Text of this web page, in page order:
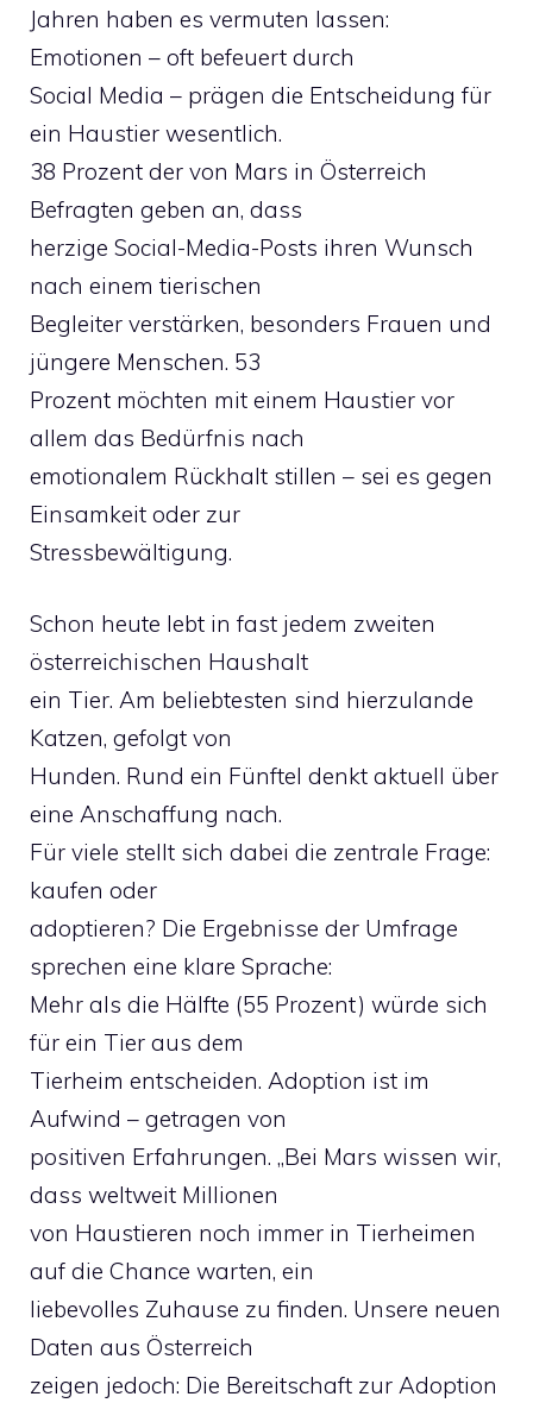
Jahren haben es vermuten lassen:
Emotionen – oft befeuert durch
Social Media – prägen die Entscheidung für
ein Haustier wesentlich.
38 Prozent der von Mars in Österreich
Befragten geben an, dass
herzige Social-Media-Posts ihren Wunsch
nach einem tierischen
Begleiter verstärken, besonders Frauen und
jüngere Menschen. 53
Prozent möchten mit einem Haustier vor
allem das Bedürfnis nach
emotionalem Rückhalt stillen – sei es gegen
Einsamkeit oder zur
Stressbewältigung.
Schon heute lebt in fast jedem zweiten
österreichischen Haushalt
ein Tier. Am beliebtesten sind hierzulande
Katzen, gefolgt von
Hunden. Rund ein Fünftel denkt aktuell über
eine Anschaffung nach.
Für viele stellt sich dabei die zentrale Frage:
kaufen oder
adoptieren? Die Ergebnisse der Umfrage
sprechen eine klare Sprache:
Mehr als die Hälfte (55 Prozent) würde sich
für ein Tier aus dem
Tierheim entscheiden. Adoption ist im
Aufwind – getragen von
positiven Erfahrungen. „Bei Mars wissen wir,
dass weltweit Millionen
von Haustieren noch immer in Tierheimen
auf die Chance warten, ein
liebevolles Zuhause zu finden. Unsere neuen
Daten aus Österreich
zeigen jedoch: Die Bereitschaft zur Adoption